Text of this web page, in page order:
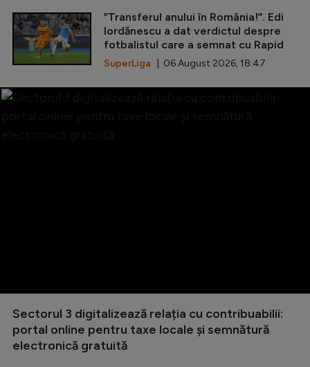
”Transferul anului în România!”. Edi
Iordănescu a dat verdictul despre
fotbalistul care a semnat cu Rapid
SuperLiga | 06 August 2026, 18:47
Sectorul 3 digitalizează relația cu contribuabilii:
portal online pentru taxe locale și semnătură
electronică gratuită